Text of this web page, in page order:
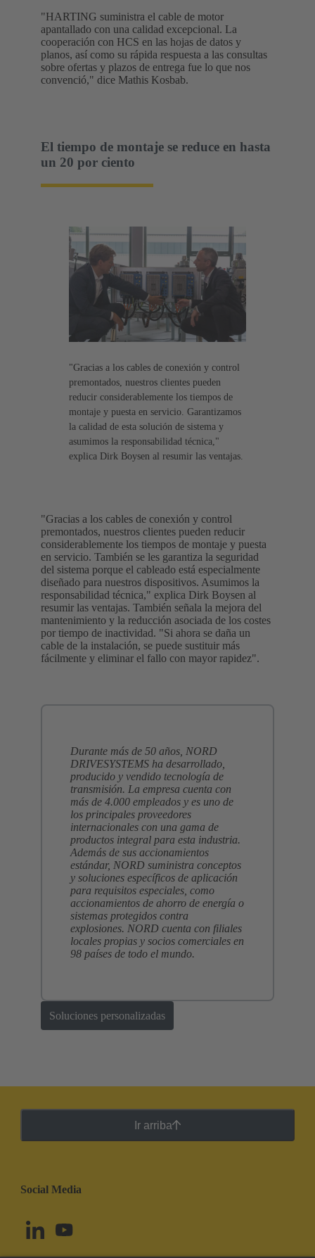
"HARTING suministra el cable de motor
apantallado con una calidad excepcional. La
cooperación con HCS en las hojas de datos y
planos, así como su rápida respuesta a las consultas
sobre ofertas y plazos de entrega fue lo que nos
convenció," dice Mathis Kosbab.
El tiempo de montaje se reduce en hasta
un 20 por ciento
"Gracias a los cables de conexión y control
premontados, nuestros clientes pueden
reducir considerablemente los tiempos de
montaje y puesta en servicio. Garantizamos
la calidad de esta solución de sistema y
asumimos la responsabilidad técnica,"
explica Dirk Boysen al resumir las ventajas.
"Gracias a los cables de conexión y control
premontados, nuestros clientes pueden reducir
considerablemente los tiempos de montaje y puesta
en servicio. También se les garantiza la seguridad
del sistema porque el cableado está especialmente
diseñado para nuestros dispositivos. Asumimos la
responsabilidad técnica," explica Dirk Boysen al
resumir las ventajas. También señala la mejora del
mantenimiento y la reducción asociada de los costes
por tiempo de inactividad. "Si ahora se daña un
cable de la instalación, se puede sustituir más
fácilmente y eliminar el fallo con mayor rapidez".
Durante más de 50 años, NORD
DRIVESYSTEMS ha desarrollado,
producido y vendido tecnología de
transmisión. La empresa cuenta con
más de 4.000 empleados y es uno de
los principales proveedores
internacionales con una gama de
productos integral para esta industria.
Además de sus accionamientos
estándar, NORD suministra conceptos
y soluciones específicos de aplicación
para requisitos especiales, como
accionamientos de ahorro de energía o
sistemas protegidos contra
explosiones. NORD cuenta con filiales
locales propias y socios comerciales en
98 países de todo el mundo.
Soluciones personalizadas
Ir arriba
Social Media